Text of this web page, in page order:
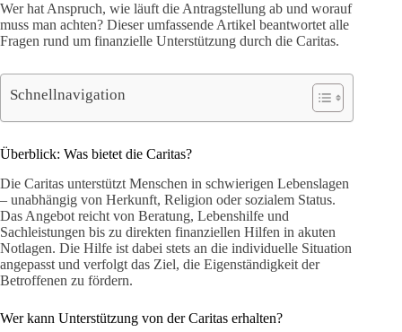
Wer hat Anspruch, wie läuft die Antragstellung ab und worauf
muss man achten? Dieser umfassende Artikel beantwortet alle
Fragen rund um finanzielle Unterstützung durch die Caritas.
Schnellnavigation
Überblick: Was bietet die Caritas?
Die Caritas unterstützt Menschen in schwierigen Lebenslagen
– unabhängig von Herkunft, Religion oder sozialem Status.
Das Angebot reicht von Beratung, Lebenshilfe und
Sachleistungen bis zu direkten finanziellen Hilfen in akuten
Notlagen. Die Hilfe ist dabei stets an die individuelle Situation
angepasst und verfolgt das Ziel, die Eigenständigkeit der
Betroffenen zu fördern.
Wer kann Unterstützung von der Caritas erhalten?